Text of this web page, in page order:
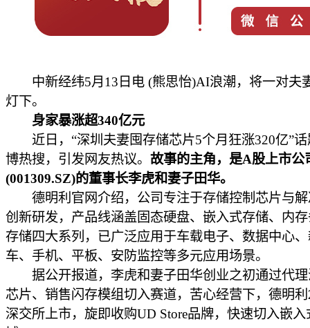
中新经纬5月13日电 (熊思怡)AI浪潮，将一对夫
灯下。
身家暴涨超340亿元
近日，“深圳夫妻囤存储芯片5个月狂涨320亿”话
博热搜，引发网友热议。 故事的主角，是A股上市公
(001309.SZ)的董事长李虎和妻子田华。
德明利官网介绍，公司专注于存储控制芯片与解
创新研发，产品线涵盖固态硬盘、嵌入式存储、内
存储四大系列，已广泛应用于车载电子、数据中心
车、手机、平板、安防监控等多元应用场景。
据公开报道，李虎和妻子田华创业之初通过代理
芯片、销售闪存模组切入赛道，苦心经营下，德明
深交所上市，旋即收购UD Store品牌，快速切入嵌入